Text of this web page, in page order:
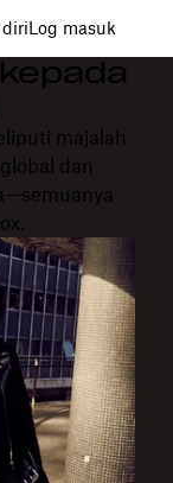
Log masuk
majalah
dan